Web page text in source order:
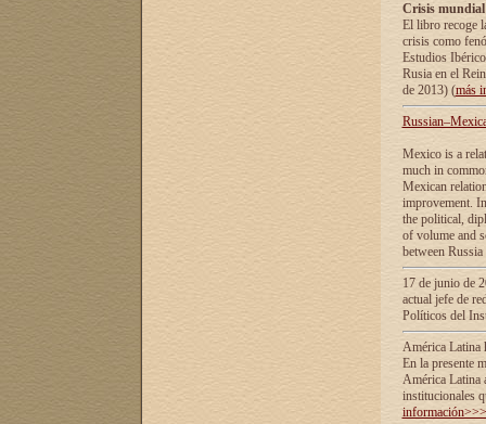
Crisis
El libro recoge
crisis como
Estudios
Rusia en el
de 2013) (más
Mexico is a
much in
Mexican
improvement.
the political,
of volume and
between
17 de junio de
actual jefe de
Políticos del
América Latina
En la presente
América Latina
institucionales
información>>>